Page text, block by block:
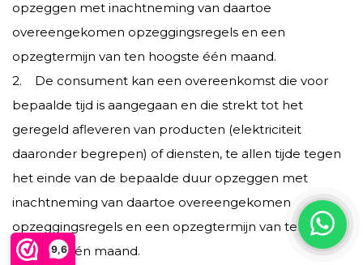
9,6
opzeggen met inachtneming van daartoe
overeengekomen opzeggingsregels en een
opzegtermijn van ten hoogste één maand.
2. De consument kan een overeenkomst die voor
bepaalde tijd is aangegaan en die strekt tot het
geregeld afleveren van producten (elektriciteit
daaronder begrepen) of diensten, te allen tijde tegen
het einde van de bepaalde duur opzeggen met
inachtneming van daartoe overeengekomen
opzeggingsregels en een opzegtermijn van ten
hoogste één maand.